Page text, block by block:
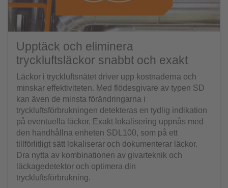
Upptäck och eliminera
tryckluftsläckor snabbt och exakt
Läckor i tryckluftsnätet driver upp kostnaderna och
minskar effektiviteten. Med flödesgivare av typen SD
kan även de minsta förändringarna i
tryckluftsförbrukningen detekteras en tydlig indikation
på eventuella läckor. Exakt lokalisering uppnås med
den handhållna enheten SDL100, som på ett
tillförlitligt sätt lokaliserar och dokumenterar läckor.
Dra nytta av kombinationen av givarteknik och
läckagedetektor och optimera din
tryckluftsförbrukning.